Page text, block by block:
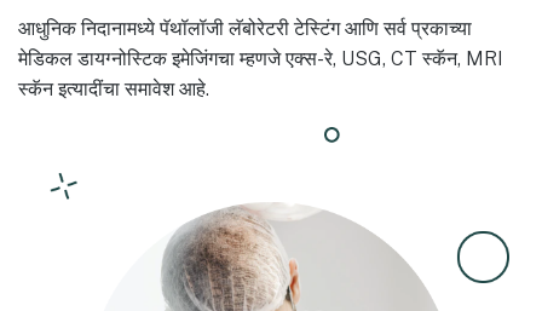
आधुनिक निदानामध्ये पॅथॉलॉजी लॅबोरेटरी टेस्टिंग आणि सर्व प्रकाच्या
मेडिकल डायग्नोस्टिक इमेजिंगचा म्हणजे एक्स-रे, USG, CT स्कॅन, MRI
स्कॅन इत्यादींचा समावेश आहे.